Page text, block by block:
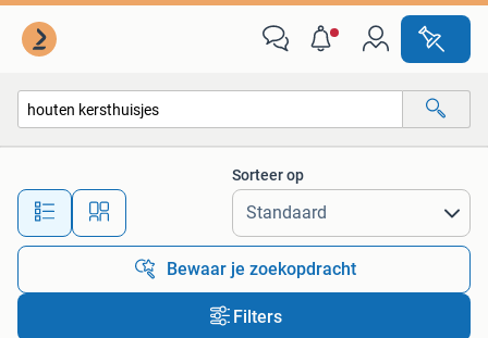
Alle afstanden…
Sorteer op
Bewaar je zoekopdracht
Filters